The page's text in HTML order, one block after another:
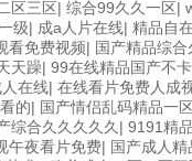
区三区| 综合99久久一区|
级| 成a人片在线| 精品自
看免费视频| 国产精品综合
天躁| 99在线精品国产不
在线| 在线看片免费人成
的| 国产情侣乱码精品一
综合久久久久久| 9191精
午夜看片免费| 国产成人